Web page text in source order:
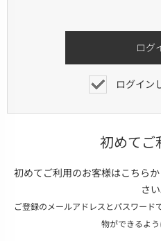
ログイン
初めてご
初めてご利用のお客様はこちら
さい
ご登録のメールアドレスとパスワー
物ができるよう